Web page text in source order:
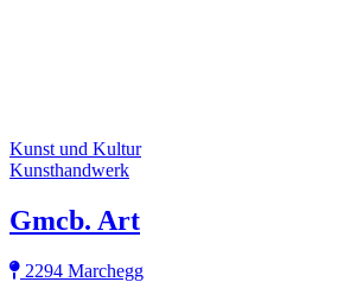
Kunst und Kultur
Kunsthandwerk
Gmcb. Art
2294 Marchegg